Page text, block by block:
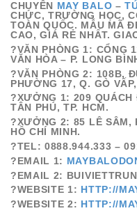
CHUYÊN
MAY BALO –
CHỨC, TRƯỜNG HỌC,
TOÀN QUỐC. MẪU MÃ
CAO, GIÁ RẺ NHẤT.
?VĂN PHÒNG 1 : CỔNG
VĂN HÒA – P. LONG
?VĂN PHÒNG 2 : 108B,
PHƯỜNG 17, Q. GÒ
?XƯỞNG 1: 209 QUÁCH
TÂN PHÚ, TP. HCM.
?XƯỞNG 2: 85 LÊ SÂM,
HỒ CHÍ MINH.
?TEL:0888.944.333 –
?EMAIL 1:
?EMAIL 2:
?WEBSITE 1: HTTP://
?WEBSITE 2: HTTP://